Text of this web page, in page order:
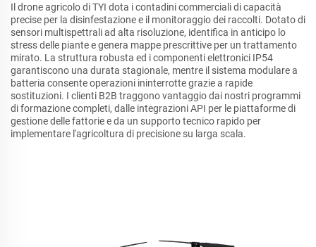
Il drone agricolo di TYI dota i contadini commerciali di capacità
precise per la disinfestazione e il monitoraggio dei raccolti. Dotato di
sensori multispettrali ad alta risoluzione, identifica in anticipo lo
stress delle piante e genera mappe prescrittive per un trattamento
mirato. La struttura robusta ed i componenti elettronici IP54
garantiscono una durata stagionale, mentre il sistema modulare a
batteria consente operazioni ininterrotte grazie a rapide
sostituzioni. I clienti B2B traggono vantaggio dai nostri programmi
di formazione completi, dalle integrazioni API per le piattaforme di
gestione delle fattorie e da un supporto tecnico rapido per
implementare l'agricoltura di precisione su larga scala.